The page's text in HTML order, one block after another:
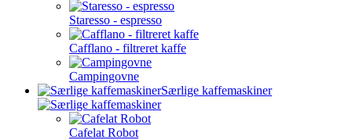
Staresso - espresso
Cafflano - filtreret kaffe
Campingovne
Særlige kaffemaskiner
Cafelat Robot